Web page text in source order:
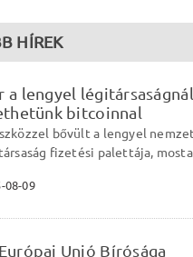
HÍREK
a lengyel
bitcoinnal
bővült a lengyel
fizetési palettája,
08-09
Unió Bírósága